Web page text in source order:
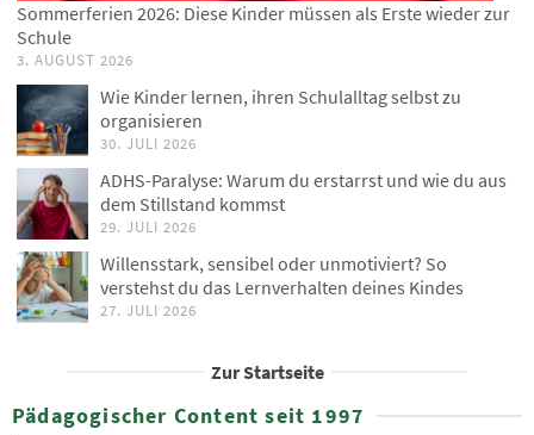
Sommerferien 2026: Diese Kinder müssen als Erste wieder zur
Schule
3. AUGUST 2026
Wie Kinder lernen, ihren Schulalltag selbst zu
organisieren
30. JULI 2026
ADHS-Paralyse: Warum du erstarrst und wie du aus
dem Stillstand kommst
29. JULI 2026
Willensstark, sensibel oder unmotiviert? So
verstehst du das Lernverhalten deines Kindes
27. JULI 2026
Zur Startseite
Pädagogischer Content seit 1997